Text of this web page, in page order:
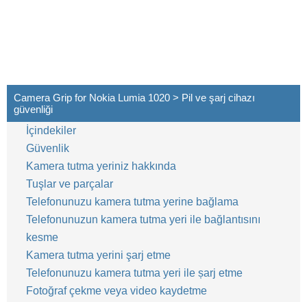
Camera Grip for Nokia Lumia 1020 > Pil ve şarj cihazı
güvenliği
İçindekiler
Güvenlik
Kamera tutma yeriniz hakkında
Tuşlar ve parçalar
Telefonunuzu kamera tutma yerine bağlama
Telefonunuzun kamera tutma yeri ile bağlantısını
kesme
Kamera tutma yerini şarj etme
Telefonunuzu kamera tutma yeri ile șarj etme
Fotoğraf çekme veya video kaydetme